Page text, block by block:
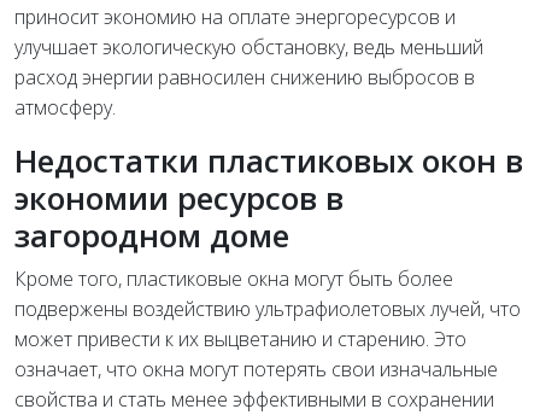
приносит экономию на оплате энергоресурсов и
улучшает экологическую обстановку, ведь меньший
расход энергии равносилен снижению выбросов в
атмосферу.
Недостатки пластиковых окон в
экономии ресурсов в
загородном доме
Кроме того, пластиковые окна могут быть более
подвержены воздействию ультрафиолетовых лучей, что
может привести к их выцветанию и старению. Это
означает, что окна могут потерять свои изначальные
свойства и стать менее эффективными в сохранении